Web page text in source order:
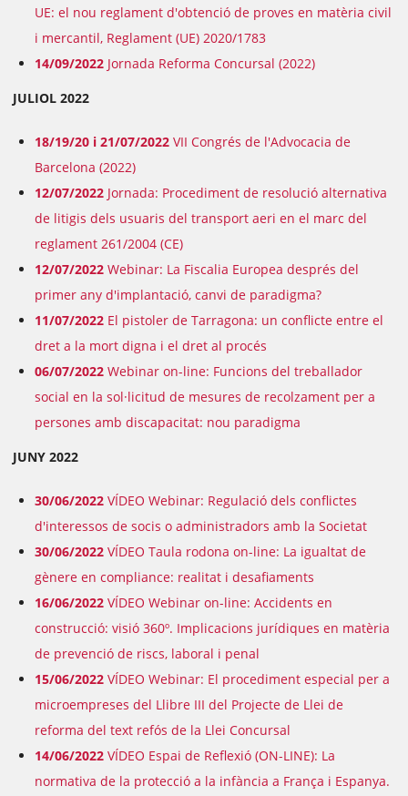
UE: el nou reglament d'obtenció de proves en matèria civil
i mercantil, Reglament (UE) 2020/1783
14/09/2022 Jornada Reforma Concursal (2022)
JULIOL 2022
18/19/20 i 21/07/2022 VII Congrés de l'Advocacia de
Barcelona (2022)
12/07/2022 Jornada: Procediment de resolució alternativa
de litigis dels usuaris del transport aeri en el marc del
reglament 261/2004 (CE)
12/07/2022 Webinar: La Fiscalia Europea després del
primer any d'implantació, canvi de paradigma?
11/07/2022 El pistoler de Tarragona: un conflicte entre el
dret a la mort digna i el dret al procés
06/07/2022 Webinar on-line: Funcions del treballador
social en la sol·licitud de mesures de recolzament per a
persones amb discapacitat: nou paradigma
JUNY 2022
30/06/2022 VÍDEO Webinar: Regulació dels conflictes
d'interessos de socis o administradors amb la Societat
30/06/2022 VÍDEO Taula rodona on-line: La igualtat de
gènere en compliance: realitat i desafiaments
16/06/2022 VÍDEO Webinar on-line: Accidents en
construcció: visió 360º. Implicacions jurídiques en matèria
de prevenció de riscs, laboral i penal
15/06/2022 VÍDEO Webinar: El procediment especial per a
microempreses del Llibre III del Projecte de Llei de
reforma del text refós de la Llei Concursal
14/06/2022 VÍDEO Espai de Reflexió (ON-LINE): La
normativa de la protecció a la infància a França i Espanya.